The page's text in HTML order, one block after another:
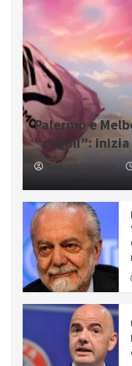
Palermo e
“cugini”:
Gabriele Cavallaro